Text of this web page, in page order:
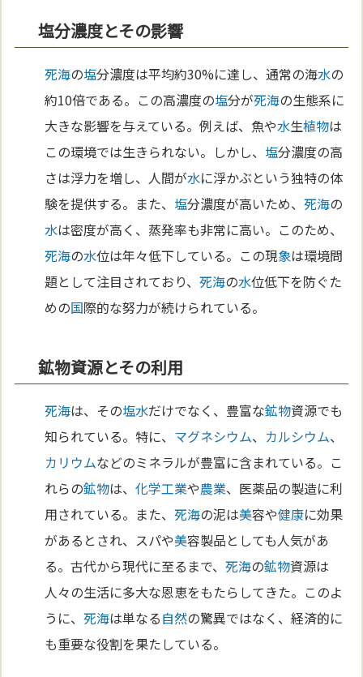
塩分濃度とその影響
死海の塩分濃度は平均約30%に達し、通常の海水の
約10倍である。この高濃度の塩分が死海の生態系に
大きな影響を与えている。例えば、魚や水生植物は
この環境では生きられない。しかし、 塩分濃度の高
さは浮力を増し、人間が水に浮かぶという独特の体
験を提供する。また、 塩分濃度が高いため、死海の
水は密度が高く、蒸発率も非常に高い。このため、
死海の水位は年々低下している。この現象は環境問
題として注目されており、死海の水位低下を防ぐた
めの国際的な努力が続けられている。
鉱物資源とその利用
死海は、その塩水だけでなく、豊富な鉱物資源でも
知られている。特に、 マグネシウム、 カルシウム、
カリウムなどのミネラルが豊富に含まれている。こ
れらの鉱物は、化学工業や農業、医薬品の製造に利
用されている。また、死海の泥は美容や健康に効果
があるとされ、スパや美容製品としても人気があ
る。古代から現代に至るまで、死海の鉱物資源は
人々の生活に多大な恩恵をもたらしてきた。このよ
うに、死海は単なる自然の驚異ではなく、経済的に
も重要な役割を果たしている。